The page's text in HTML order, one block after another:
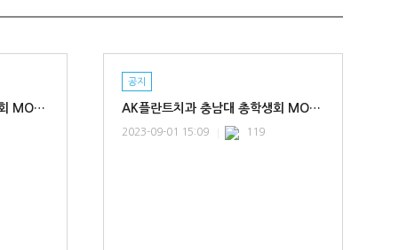
AK플란트치과 건양대 총학생회 MOU 협약체결
공지
AK플란트치과 충남대 총학생회 MOU 협약체결
2023-09-01 15:09 119